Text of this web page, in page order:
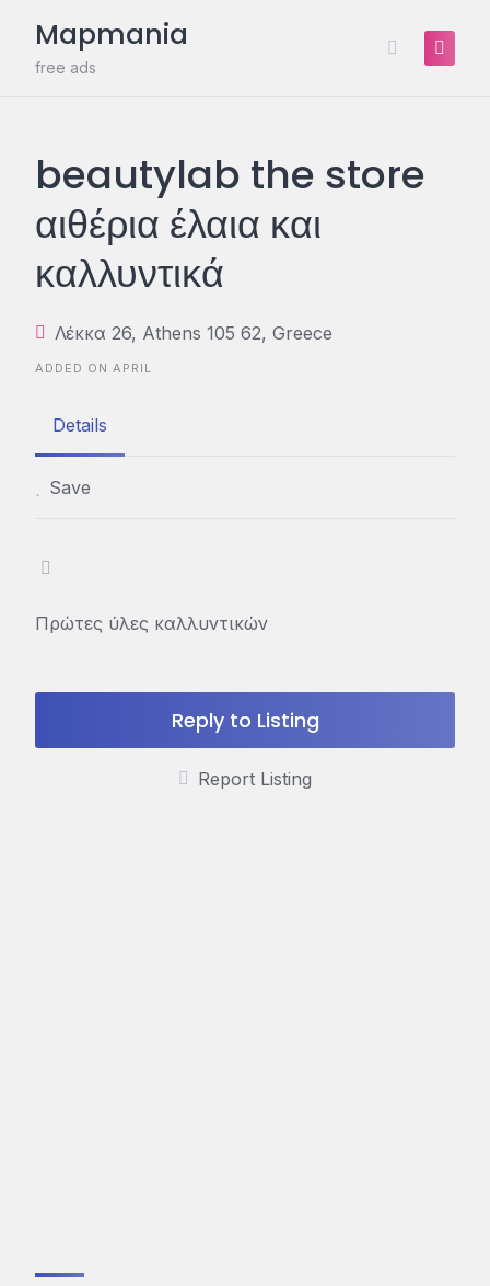
content
Mapmania
free ads
beautylab the store
αιθέρια έλαια και
καλλυντικά
Λέκκα 26, Athens 105 62, Greece
ADDED ON APRIL
Details
Save
Πρώτες ύλες καλλυντικών
Reply to Listing
Report Listing